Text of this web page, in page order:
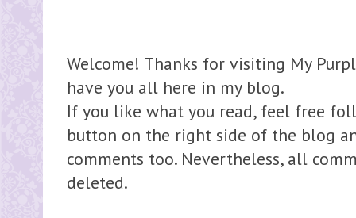
Welcome! Thanks for visiting My
have you all here in my blog.
If you like what you read, feel free
button on the right side of the blog
comments too. Nevertheless, all
deleted.